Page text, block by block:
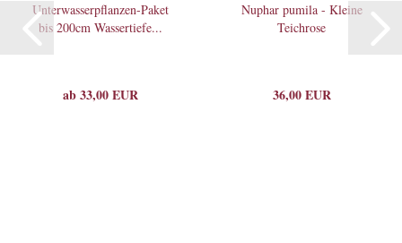
Unterwasserpflanzen-Paket
bis 200cm Wassertiefe...
ab 33,00 EUR
Nuphar pumila - Kleine
Teichrose
36,00 EUR